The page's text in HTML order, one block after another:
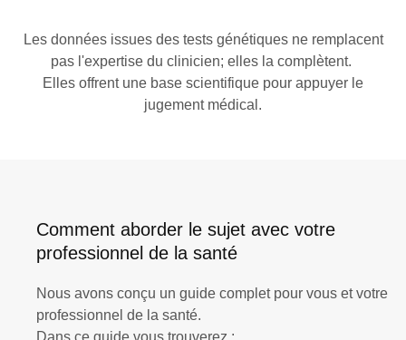
Les données issues des tests génétiques ne remplacent
pas l'expertise du clinicien; elles la complètent.
Elles offrent une base scientifique pour appuyer le
jugement médical.
Comment aborder le sujet avec votre
professionnel de la santé
Nous avons conçu un guide complet pour vous et votre
professionnel de la santé.
Dans ce guide vous trouverez :